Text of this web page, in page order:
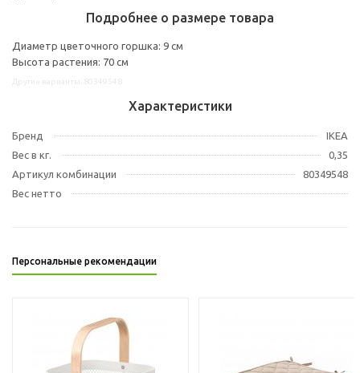
Подробнее о размере товара
Диаметр цветочного горшка: 9 см
Высота растения: 70 см
Характеристики
Бренд
IKEA
Вес в кг.
0,35
Артикул комбинации
80349548
Вес нетто
Персональные рекомендации